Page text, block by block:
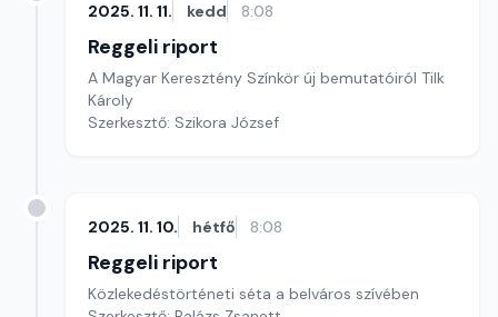
2025. 11. 11. kedd 8:08
Reggeli riport
A Magyar Keresztény Színkör új bemutatóiról Tilk
Károly
Szerkesztő: Szikora József
2025. 11. 10. hétfő 8:08
Reggeli riport
Közlekedéstörténeti séta a belváros szívében